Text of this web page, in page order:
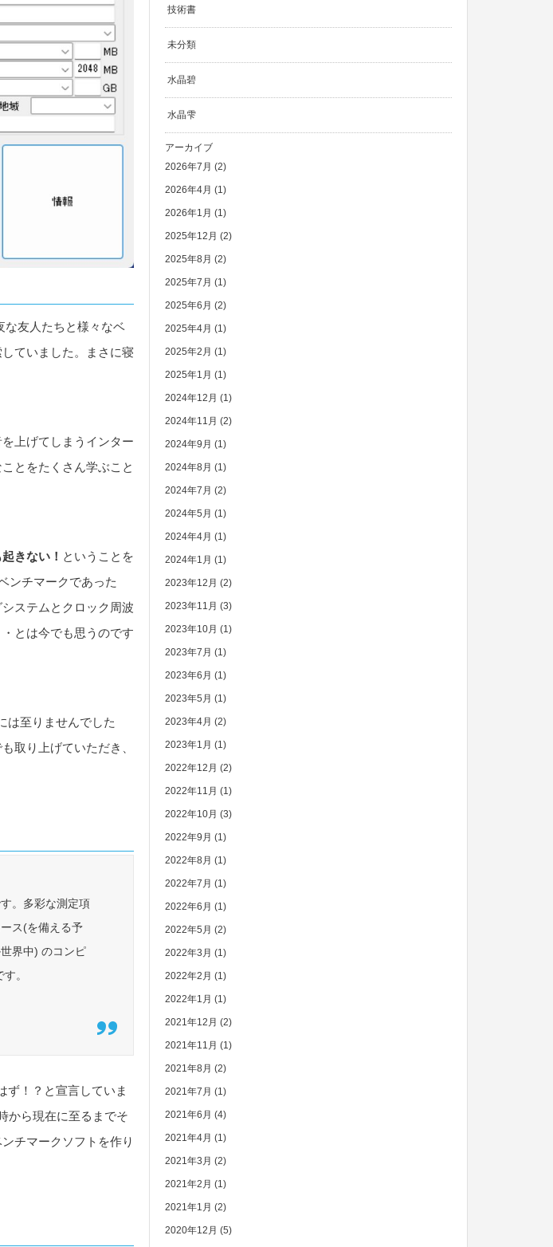
な友人たちと様々なベ
ていました。まさに寝
上げてしまうインター
とをたくさん学ぶこと
きない！ ということを
ンチマークであった
ステムとクロック周波
とは今でも思うのです
は至りませんでした
取り上げていただき、
。多彩な測定項
ス(を備える予
界中) のコンピ
。
ず！？と宣言していま
から現在に至るまでそ
チマークソフトを作り
技術書
未分類
水晶碧
水晶雫
アーカイブ
2026年7月 (2)
2026年4月 (1)
2026年1月 (1)
2025年12月 (2)
2025年8月 (2)
2025年7月 (1)
2025年6月 (2)
2025年4月 (1)
2025年2月 (1)
2025年1月 (1)
2024年12月 (1)
2024年11月 (2)
2024年9月 (1)
2024年8月 (1)
2024年7月 (2)
2024年5月 (1)
2024年4月 (1)
2024年1月 (1)
2023年12月 (2)
2023年11月 (3)
2023年10月 (1)
2023年7月 (1)
2023年6月 (1)
2023年5月 (1)
2023年4月 (2)
2023年1月 (1)
2022年12月 (2)
2022年11月 (1)
2022年10月 (3)
2022年9月 (1)
2022年8月 (1)
2022年7月 (1)
2022年6月 (1)
2022年5月 (2)
2022年3月 (1)
2022年2月 (1)
2022年1月 (1)
2021年12月 (2)
2021年11月 (1)
2021年8月 (2)
2021年7月 (1)
2021年6月 (4)
2021年4月 (1)
2021年3月 (2)
2021年2月 (1)
2021年1月 (2)
2020年12月 (5)